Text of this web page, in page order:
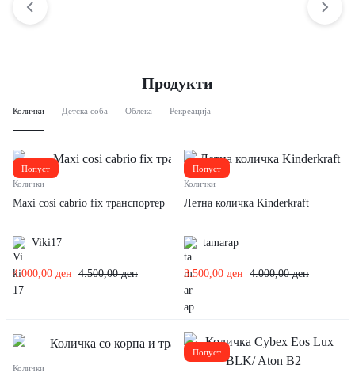
Продукти
Колички Детска соба Облека Рекреација
Попуст
Колички
Maxi cosi cabrio fix транспортер
Viki17
4.500,00ден
4.000,00 ден
Попуст
Колички
Летна количка Kinderkraft
tamarap
4.000,00ден
3.500,00 ден
Колички
Попуст